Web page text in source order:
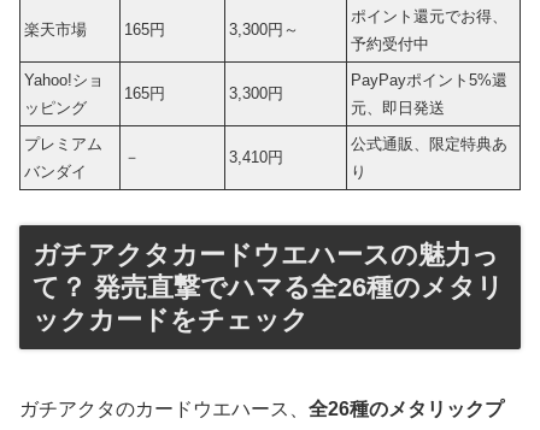
楽天市場 165円 3,300円～
ポイント還元でお得、
予約受付中
Yahoo!ショ
ッピング
165円 3,300円
PayPayポイント5%還
元、即日発送
プレミアム
バンダイ
－ 3,410円
公式通販、限定特典あ
り
ガチアクタカードウエハースの魅力っ
て？ 発売直撃でハマる全26種のメタリ
ックカードをチェック
ガチアクタのカードウエハース、 全26種のメタリックプ